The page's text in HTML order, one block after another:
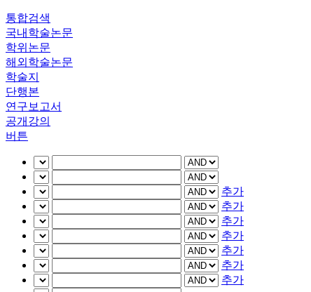
통합검색
국내학술논문
학위논문
해외학술논문
학술지
단행본
연구보고서
공개강의
버튼
추가
추가
추가
추가
추가
추가
추가